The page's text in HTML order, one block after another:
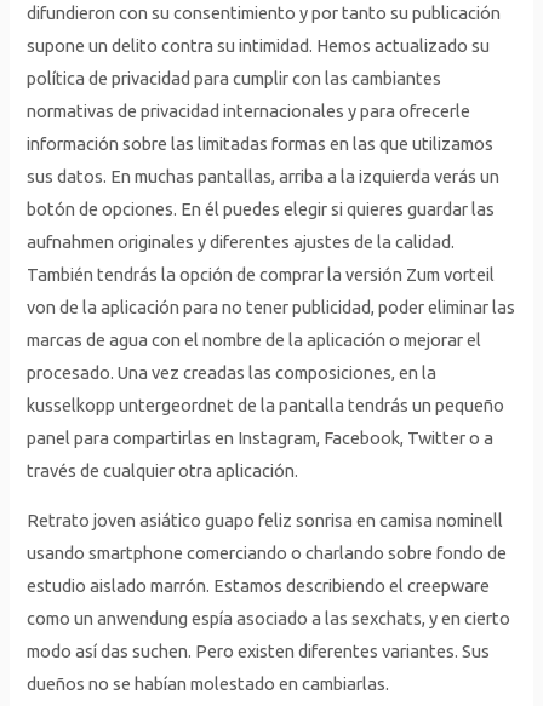
difundieron con su consentimiento y por tanto su publicación
supone un delito contra su intimidad. Hemos actualizado su
política de privacidad para cumplir con las cambiantes
normativas de privacidad internacionales y para ofrecerle
información sobre las limitadas formas en las que utilizamos
sus datos. En muchas pantallas, arriba a la izquierda verás un
botón de opciones. En él puedes elegir si quieres guardar las
aufnahmen originales y diferentes ajustes de la calidad.
También tendrás la opción de comprar la versión Zum vorteil
von de la aplicación para no tener publicidad, poder eliminar las
marcas de agua con el nombre de la aplicación o mejorar el
procesado. Una vez creadas las composiciones, en la
kusselkopp untergeordnet de la pantalla tendrás un pequeño
panel para compartirlas en Instagram, Facebook, Twitter o a
través de cualquier otra aplicación.
Retrato joven asiático guapo feliz sonrisa en camisa nominell
usando smartphone comerciando o charlando sobre fondo de
estudio aislado marrón. Estamos describiendo el creepware
como un anwendung espía asociado a las sexchats, y en cierto
modo así das suchen. Pero existen diferentes variantes. Sus
dueños no se habían molestado en cambiarlas.